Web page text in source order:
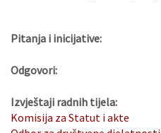
Pitanja i inicijative:
Odgovori:
Izvještaji radnih tijela:
Komisija za Statut i akte